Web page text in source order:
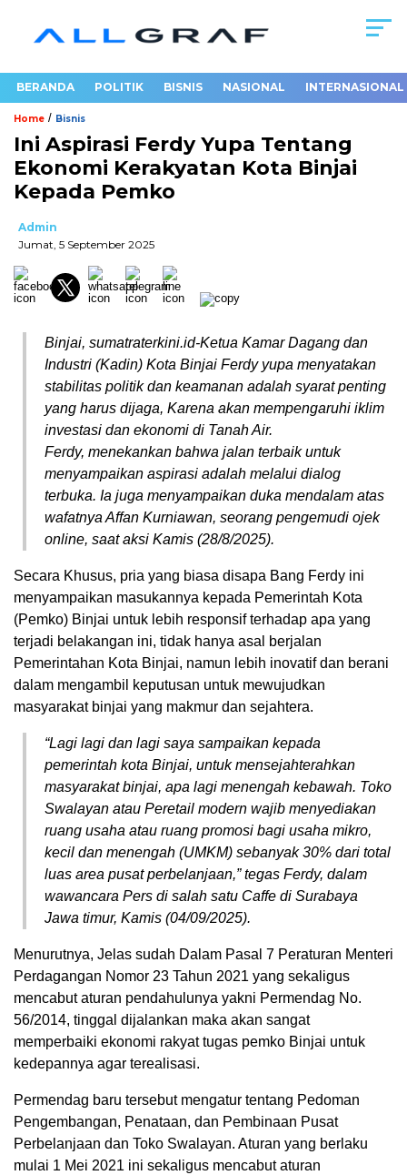
BERANDA POLITIK BISNIS NASIONAL INTERNASIONAL
Home / Bisnis
Ini Aspirasi Ferdy Yupa Tentang
Ekonomi Kerakyatan Kota Binjai
Kepada Pemko
Admin
Jumat, 5 September 2025
Binjai, sumatraterkini.id-Ketua Kamar Dagang dan
Industri (Kadin) Kota Binjai Ferdy yupa menyatakan
stabilitas politik dan keamanan adalah syarat penting
yang harus dijaga, Karena akan mempengaruhi iklim
investasi dan ekonomi di Tanah Air.
Ferdy, menekankan bahwa jalan terbaik untuk
menyampaikan aspirasi adalah melalui dialog
terbuka. Ia juga menyampaikan duka mendalam atas
wafatnya Affan Kurniawan, seorang pengemudi ojek
online, saat aksi Kamis (28/8/2025).
Secara Khusus, pria yang biasa disapa Bang Ferdy ini
menyampaikan masukannya kepada Pemerintah Kota
(Pemko) Binjai untuk lebih responsif terhadap apa yang
terjadi belakangan ini, tidak hanya asal berjalan
Pemerintahan Kota Binjai, namun lebih inovatif dan berani
dalam mengambil keputusan untuk mewujudkan
masyarakat binjai yang makmur dan sejahtera.
“Lagi lagi dan lagi saya sampaikan kepada
pemerintah kota Binjai, untuk mensejahterahkan
masyarakat binjai, apa lagi menengah kebawah. Toko
Swalayan atau Peretail modern wajib menyediakan
ruang usaha atau ruang promosi bagi usaha mikro,
kecil dan menengah (UMKM) sebanyak 30% dari total
luas area pusat perbelanjaan,” tegas Ferdy, dalam
wawancara Pers di salah satu Caffe di Surabaya
Jawa timur, Kamis (04/09/2025).
Menurutnya, Jelas sudah Dalam Pasal 7 Peraturan Menteri
Perdagangan Nomor 23 Tahun 2021 yang sekaligus
mencabut aturan pendahulunya yakni Permendag No.
56/2014, tinggal dijalankan maka akan sangat
memperbaiki ekonomi rakyat tugas pemko Binjai untuk
kedepannya agar terealisasi.
Permendag baru tersebut mengatur tentang Pedoman
Pengembangan, Penataan, dan Pembinaan Pusat
Perbelanjaan dan Toko Swalayan. Aturan yang berlaku
mulai 1 Mei 2021 ini sekaligus mencabut aturan